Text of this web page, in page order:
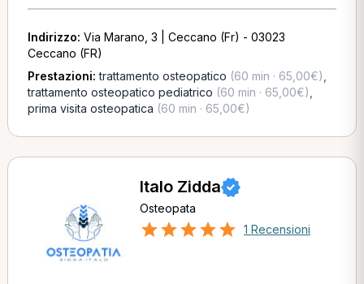
Indirizzo: Via Marano, 3 | Ceccano (Fr) - 03023
Ceccano (FR)
Prestazioni:trattamento osteopatico (60 min · 65,00€)
trattamento osteopatico pediatrico (60 min · 65,00€)
prima visita osteopatica (60 min · 65,00€)
Italo Zidda
Osteopata
1 Recensioni